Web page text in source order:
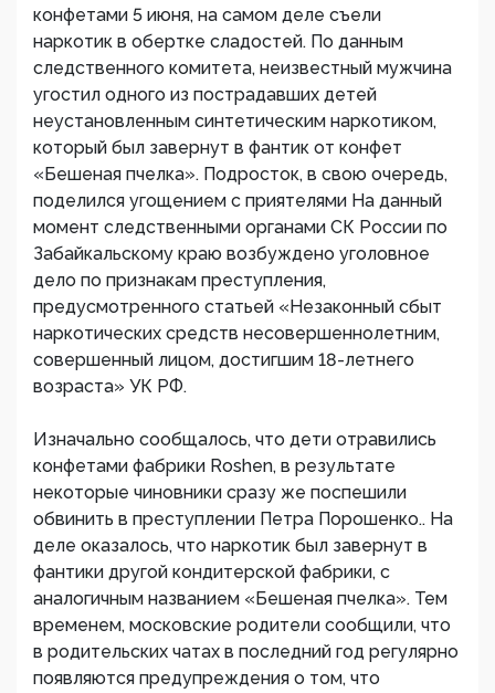
конфетами 5 июня, на самом деле съели
наркотик в обертке сладостей. По данным
следственного комитета, неизвестный мужчина
угостил одного из пострадавших детей
неустановленным синтетическим наркотиком,
который был завернут в фантик от конфет
«Бешеная пчелка». Подросток, в свою очередь,
поделился угощением с приятелями На данный
момент следственными органами СК России по
Забайкальскому краю возбуждено уголовное
дело по признакам преступления,
предусмотренного статьей «Незаконный сбыт
наркотических средств несовершеннолетним,
совершенный лицом, достигшим 18-летнего
возраста» УК РФ.
Изначально сообщалось, что дети отравились
конфетами фабрики Roshen, в результате
некоторые чиновники сразу же поспешили
обвинить в преступлении Петра Порошенко.. На
деле оказалось, что наркотик был завернут в
фантики другой кондитерской фабрики, с
аналогичным названием «Бешеная пчелка». Тем
временем, московские родители сообщили, что
в родительских чатах в последний год регулярно
появляются предупреждения о том, что